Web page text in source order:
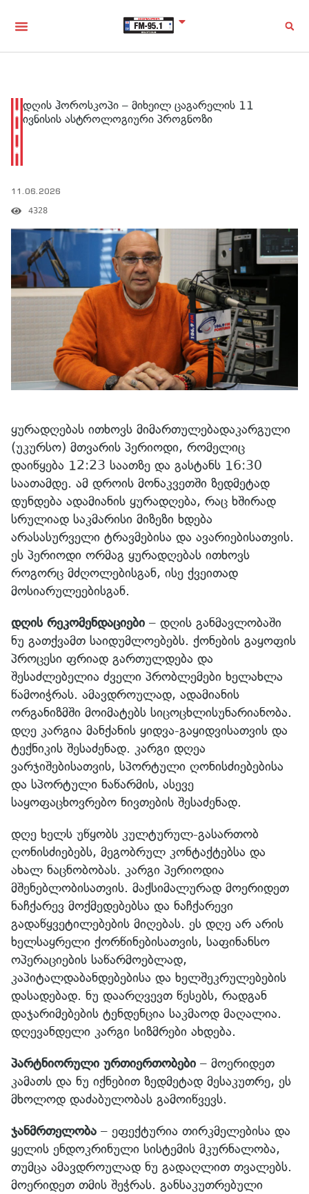
დღის ჰოროსკოპი – მიხეილ ცაგარელის 11
ივნისის ასტროლოგიური პროგნოზი
11.06.2026
4328
ყურადღებას ითხოვს მიმართულებადაკარგული
(უკურსო) მთვარის პერიოდი, რომელიც
დაიწყება 12:23 საათზე და გასტანს 16:30
საათამდე. ამ დროის მონაკვეთში ზედმეტად
დუნდება ადამიანის ყურადღება, რაც ხშირად
სრულიად საკმარისი მიზეზი ხდება
არასასურველი ტრავმებისა და ავარიებისათვის.
ეს პერიოდი ორმაგ ყურადღებას ითხოვს
როგორც მძღოლებისგან, ისე ქვეითად
მოსიარულეებისგან.
დღის რეკომენდაციები – დღის განმავლობაში
ნუ გათქვამთ საიდუმლოებებს. ქონების გაყოფის
პროცესი ფრიად გართულდება და
შესაძლებელია ძველი პრობლემები ხელახლა
წამოიჭრას. ამავდროულად, ადამიანის
ორგანიზმში მოიმატებს სიცოცხლისუნარიანობა.
დღე კარგია მანქანის ყიდვა-გაყიდვისათვის და
ტექნიკის შესაძენად. კარგი დღეა
ვარჯიშებისათვის, სპორტული ღონისძიებებისა
და სპორტული ნაწარმის, ასევე
საყოფაცხოვრებო ნივთების შესაძენად.
დღე ხელს უწყობს კულტურულ-გასართობ
ღონისძიებებს, მეგობრულ კონტაქტებსა და
ახალ ნაცნობობას. კარგი პერიოდია
მშენებლობისათვის. მაქსიმალურად მოერიდეთ
ნაჩქარევ მოქმედებებსა და ნაჩქარევი
გადაწყვეტილებების მიღებას. ეს დღე არ არის
ხელსაყრელი ქორწინებისათვის, საფინანსო
ოპერაციების საწარმოებლად,
კაპიტალდაბანდებებისა და ხელშეკრულებების
დასადებად. ნუ დაარღვევთ წესებს, რადგან
დაჯარიმებების ტენდენცია საკმაოდ მაღალია.
დღევანდელი კარგი სიზმრები ახდება.
პარტნიორული ურთიერთობები – მოერიდეთ
კამათს და ნუ იქნებით ზედმეტად მესაკუთრე, ეს
მხოლოდ დაძაბულობას გამოიწვევს.
ჯანმრთელობა – ეფექტურია თირკმელებისა და
ყელის ენდოკრინული სისტემის მკურნალობა,
თუმცა ამავდროულად ნუ გადაღლით თვალებს.
მოერიდეთ თმის შეჭრას. განსაკუთრებული